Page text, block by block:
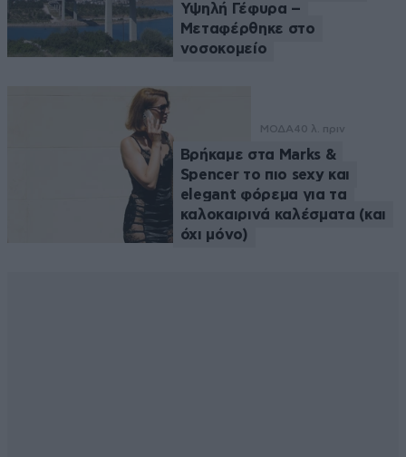
Υψηλή Γέφυρα –
Μεταφέρθηκε στο
νοσοκομείο
ΜΟΔΑ40 λ. πριν
Βρήκαμε στα Marks &
Spencer το πιο sexy και
elegant φόρεμα για τα
καλοκαιρινά καλέσματα (και
όχι μόνο)